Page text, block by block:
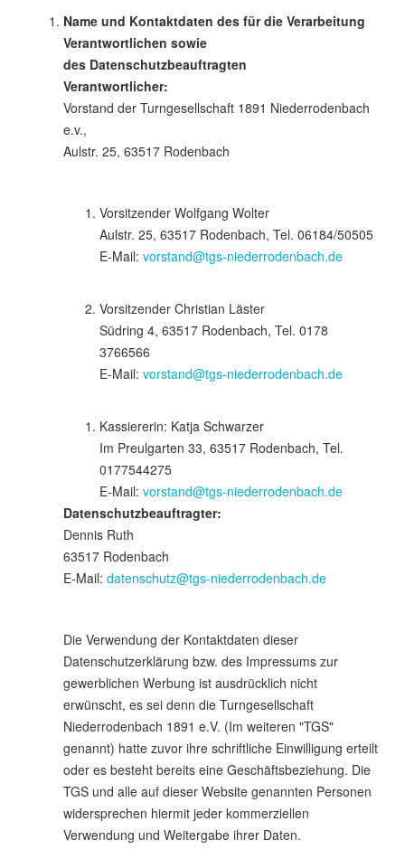
Name und Kontaktdaten des für die Verarbeitung
Verantwortlichen sowie
des Datenschutzbeauftragten
Verantwortlicher:
Vorstand der Turngesellschaft 1891 Niederrodenbach
e.v.,
Aulstr. 25, 63517 Rodenbach
Vorsitzender Wolfgang Wolter
Aulstr. 25, 63517 Rodenbach, Tel. 06184/50505
E-Mail: vorstand@tgs-niederrodenbach.de
Vorsitzender Christian Läster
Südring 4, 63517 Rodenbach, Tel. 0178
3766566
E-Mail: vorstand@tgs-niederrodenbach.de
Kassiererin: Katja Schwarzer
Im Preulgarten 33, 63517 Rodenbach, Tel.
0177544275
E-Mail: vorstand@tgs-niederrodenbach.de
Datenschutzbeauftragter:
Dennis Ruth
63517 Rodenbach
E-Mail: datenschutz@tgs-niederrodenbach.de
Die Verwendung der Kontaktdaten dieser
Datenschutzerklärung bzw. des Impressums zur
gewerblichen Werbung ist ausdrücklich nicht
erwünscht, es sei denn die Turngesellschaft
Niederrodenbach 1891 e.V. (Im weiteren "TGS"
genannt) hatte zuvor ihre schriftliche Einwilligung erteilt
oder es besteht bereits eine Geschäftsbeziehung. Die
TGS und alle auf dieser Website genannten Personen
widersprechen hiermit jeder kommerziellen
Verwendung und Weitergabe ihrer Daten.